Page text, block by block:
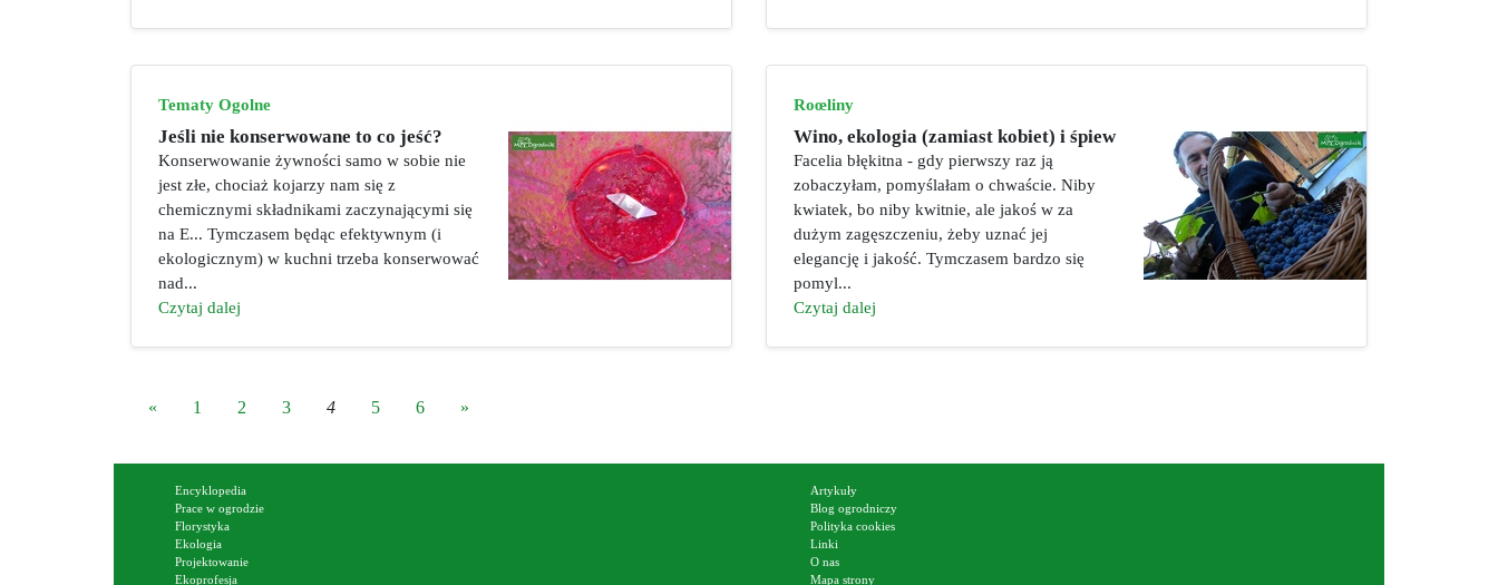
Tematy Ogolne
Jeśli nie konserwowane to co jeść?
Konserwowanie żywności samo w sobie nie
jest złe, chociaż kojarzy nam się z
chemicznymi składnikami zaczynającymi się
na E... Tymczasem będąc efektywnym (i
ekologicznym) w kuchni trzeba konserwować
nad...
Czytaj dalej
Roœliny
Wino, ekologia (zamiast kobiet) i śpiew
Facelia błękitna - gdy pierwszy raz ją
zobaczyłam, pomyślałam o chwaście. Niby
kwiatek, bo niby kwitnie, ale jakoś w za
dużym zagęszczeniu, żeby uznać jej
elegancję i jakość. Tymczasem bardzo się
pomyl...
Czytaj dalej
« 1 2 3 4 5 6 »
Encyklopedia
Prace w ogrodzie
Florystyka
Ekologia
Projektowanie
Ekoprofesja
Artykuły
Blog ogrodniczy
Polityka cookies
Linki
O nas
Mapa strony